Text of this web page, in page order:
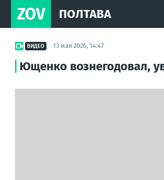
ZOV ПОЛТАВА
ВИДЕО 13 мая 2026, 14:47
Ющенко вознегодовал,